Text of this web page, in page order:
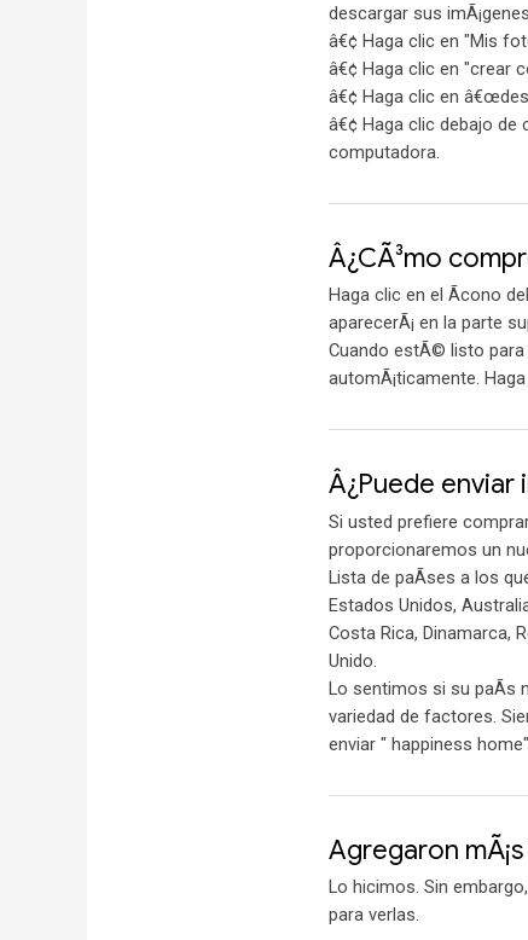
descargar sus
â€¢ Haga clic en "Mis
â€¢ Haga clic en "crear
â€¢ Haga clic en
â€¢ Haga clic debajo de
computadora.
Â¿CÃ³mo
Haga clic en el Ã­cono
aparecerÃ¡ en la parte
Cuando estÃ© listo para
automÃ¡ticamente.
Â¿Puede enviar
Si usted prefiere
proporcionaremos un
Lista de paÃ­ses a los
Estados Unidos,
Costa Rica, Dinamarca,
Unido.
Lo sentimos si su paÃ­s
variedad de factores.
enviar " happiness home".
Agregaron
Lo hicimos. Sin
para verlas.